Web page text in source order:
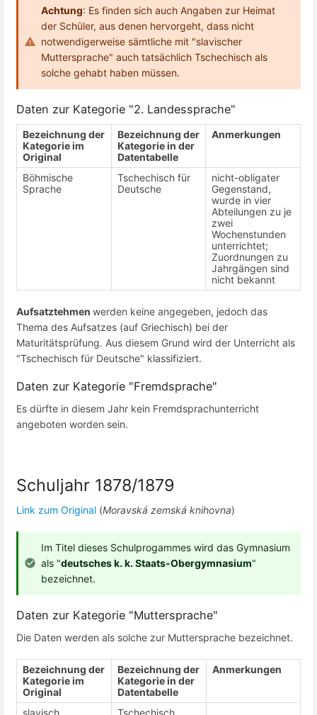
Achtung: Es finden sich auch Angaben zur Heimat
der Schüler, aus denen hervorgeht, dass nicht
notwendigerweise sämtliche mit "slavischer
Muttersprache" auch tatsächlich Tschechisch als
solche gehabt haben müssen.
Daten zur Kategorie "2. Landessprache"
Bezeichnung der
Kategorie im
Original
Bezeichnung der
Kategorie in der
Datentabelle
Anmerkungen
Böhmische
Sprache
Tschechisch für
Deutsche
nicht-obligater
Gegenstand,
wurde in vier
Abteilungen zu je
zwei
Wochenstunden
unterrichtet;
Zuordnungen zu
Jahrgängen sind
nicht bekannt
Aufsatztehmen werden keine angegeben, jedoch das
Thema des Aufsatzes (auf Griechisch) bei der
Maturitätsprüfung. Aus diesem Grund wird der Unterricht als
"Tschechisch für Deutsche" klassifiziert.
Daten zur Kategorie "Fremdsprache"
Es dürfte in diesem Jahr kein Fremdsprachunterricht
angeboten worden sein.
Schuljahr 1878/1879
Link zum Original (Moravská zemská knihovna)
Im Titel dieses Schulprogammes wird das Gymnasium
als "deutsches k. k. Staats-Obergymnasium"
bezeichnet.
Daten zur Kategorie "Muttersprache"
Die Daten werden als solche zur Muttersprache bezeichnet.
Bezeichnung der
Kategorie im
Original
Bezeichnung der
Kategorie in der
Datentabelle
Anmerkungen